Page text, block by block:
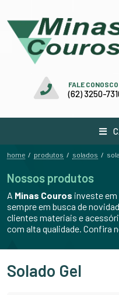
FALE CONOSCO
(62) 3250-
home / produtos / solados /
Nossos produtos
A Minas Couros investe
sempre em busca de
clientes materiais e
com alta qualidade. Confira
Solado Gel